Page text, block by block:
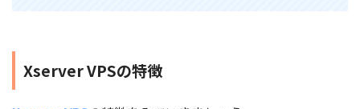
Xserver VPSの特徴